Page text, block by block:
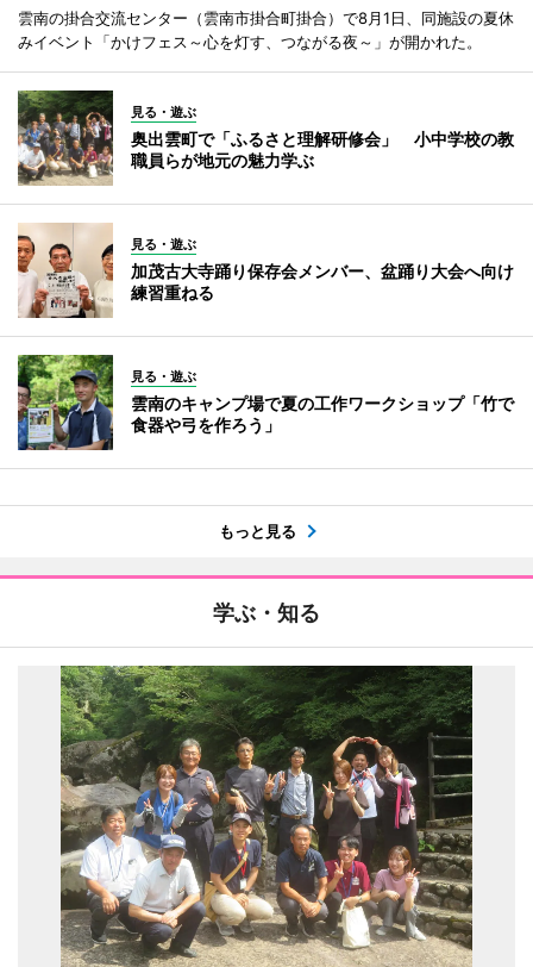
雲南の掛合交流センター（雲南市掛合町掛合）で8月1日、同施設の夏休
みイベント「かけフェス～心を灯す、つながる夜～」が開かれた。
見る・遊ぶ
奥出雲町で「ふるさと理解研修会」 小中学校の教
職員らが地元の魅力学ぶ
見る・遊ぶ
加茂古大寺踊り保存会メンバー、盆踊り大会へ向け
練習重ねる
見る・遊ぶ
雲南のキャンプ場で夏の工作ワークショップ「竹で
食器や弓を作ろう」
もっと見る
学ぶ・知る